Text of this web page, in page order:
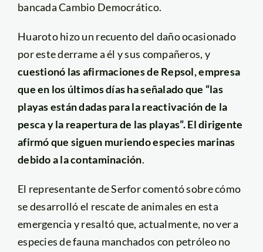
bancada Cambio Democrático.
Huaroto hizo un recuento del daño ocasionado
por este derrame a él y sus compañeros, y
cuestionó las afirmaciones de Repsol, empresa
que en los últimos días ha señalado que “las
playas están dadas para la reactivación de la
pesca y la reapertura de las playas”. El dirigente
afirmó que siguen muriendo especies marinas
debido a la contaminación.
El representante de Serfor comentó sobre cómo
se desarrolló el rescate de animales en esta
emergencia y resaltó que, actualmente, no ver a
especies de fauna manchados con petróleo no